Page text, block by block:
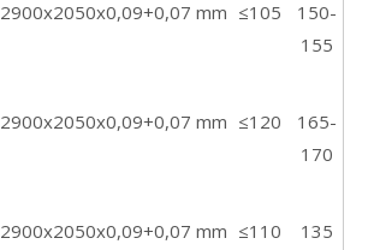
2900x2050x0,09+0,07 mm ≤105
150-
155
2900x2050x0,09+0,07 mm ≤120
165-
170
2900x2050x0,09+0,07 mm ≤110 135